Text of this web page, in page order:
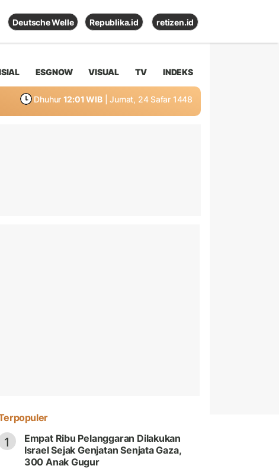
Deutsche Welle Republika.id retizen.id
ESGNOW VISUAL TV INDEKS
Dhuhur 12:01 WIB | Jumat, 24 Safar 1448
1
Empat Ribu Pelanggaran Dilakukan
Israel Sejak Genjatan Senjata Gaza,
300 Anak Gugur